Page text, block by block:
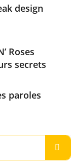
design
Roses
secrets
paroles